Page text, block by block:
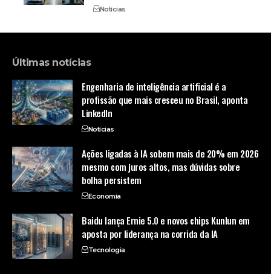
Notícias
Últimas notícias
Engenharia de inteligência artificial é a
profissão que mais cresceu no Brasil, aponta
LinkedIn
Notícias
Ações ligadas à IA sobem mais de 20% em 2026
mesmo com juros altos, mas dúvidas sobre
bolha persistem
Economia
Baidu lança Ernie 5.0 e novos chips Kunlun em
aposta por liderança na corrida da IA
Tecnologia